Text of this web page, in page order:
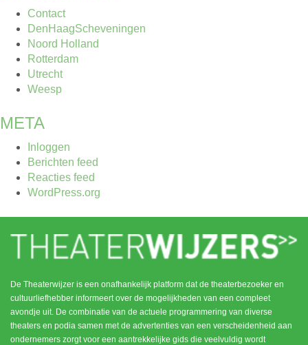
Contact
DenHaagScheveningen
Noord Holland
Rotterdam
Utrecht
Weesp
META
Inloggen
Berichten feed
Reacties feed
WordPress.org
De Theaterwijzer is een onafhankelijk platform dat de theaterbezoeker en
cultuurliefhebber informeert over de mogelijkheden van een compleet
avondje uit. De combinatie van de actuele programmering van diverse
theaters en podia samen met de advertenties van een verscheidenheid aan
ondernemers zorgt voor een aantrekkelijke gids die veelvuldig wordt